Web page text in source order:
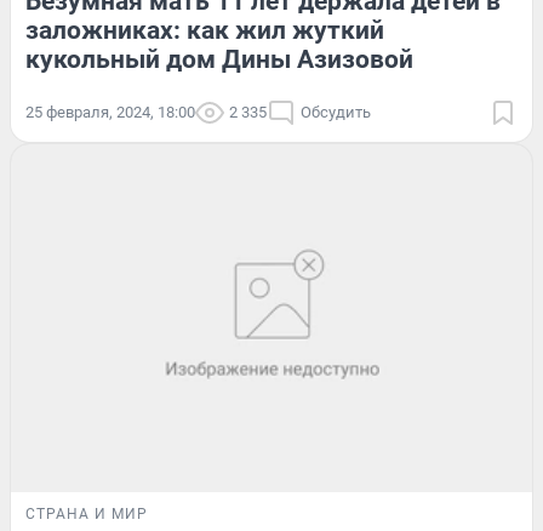
заложниках: как жил жуткий
кукольный дом Дины Азизовой
25 февраля, 2024, 18:00 2 335 Обсудить
СТРАНА И МИР